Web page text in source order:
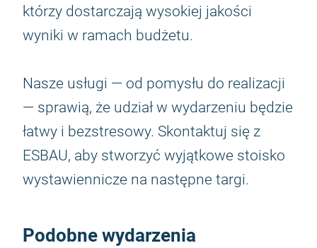
którzy dostarczają wysokiej jakości
wyniki w ramach budżetu.
Nasze usługi — od pomysłu do realizacji
— sprawią, że udział w wydarzeniu będzie
łatwy i bezstresowy. Skontaktuj się z
ESBAU, aby stworzyć wyjątkowe stoisko
wystawiennicze na następne targi.
Podobne wydarzenia